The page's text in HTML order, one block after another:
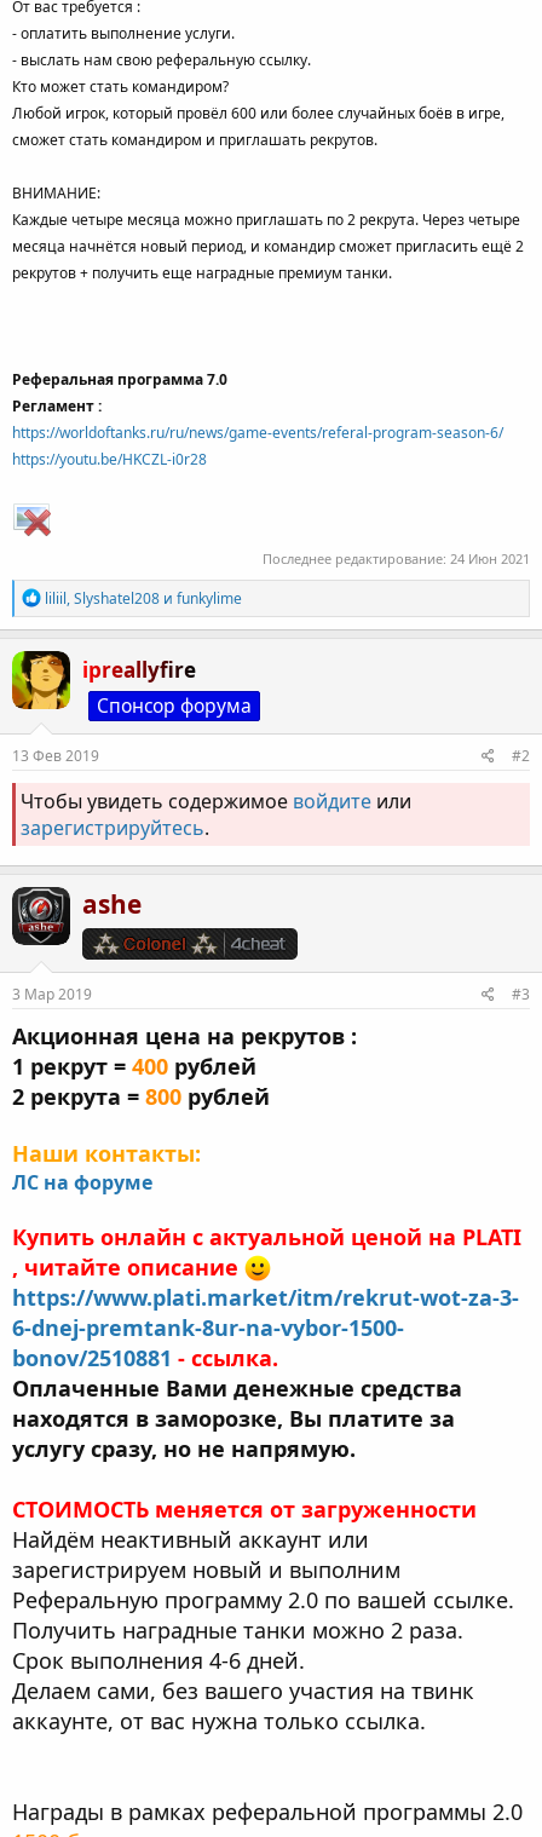
От вас требуется :
- оплатить выполнение услуги.
- выслать нам свою реферальную ссылку.
Кто может стать командиром?
Любой игрок, который провёл 600 или более случайных боёв в игре,
сможет стать командиром и приглашать рекрутов.
ВНИМАНИЕ:
Каждые четыре месяца можно приглашать по 2 рекрута. Через четыре
месяца начнётся новый период, и командир сможет пригласить ещё 2
рекрутов + получить еще наградные премиум танки.
Реферальная программа 7.0
Регламент :
https://worldoftanks.ru/ru/news/game-events/referal-program-season-6/
https://youtu.be/HKCZL-i0r28
Последнее редактирование: 24 Июн 2021
Р
е
а
к
ц
и
и
:
liliil,Slyshatel208 и funkylime
ipreallyfire
Спонсор форума
13 Фев 2019 #2
Чтобы увидеть содержимое войдите или
зарегистрируйтесь.
ashe
3 Мар 2019 #3
Акционная цена на рекрутов :
1 рекрут = 400 рублей
2 рекрута = 800 рублей
Наши контакты:
ЛС на форуме
Купить онлайн с актуальной ценой на PLATI
, читайте описание
https://www.plati.market/itm/rekrut-wot-za-3-
6-dnej-premtank-8ur-na-vybor-1500-
bonov/2510881 - ссылка.
Оплаченные Вами денежные средства
находятся в заморозке, Вы платите за
услугу сразу, но не напрямую.
СТОИМОСТЬ меняется от загруженности
Найдём неактивный аккаунт или
зарегистрируем новый и выполним
Реферальную программу 2.0 по вашей ссылке.
Получить наградные танки можно 2 раза.
Срок выполнения 4-6 дней.
Делаем сами, без вашего участия на твинк
аккаунте, от вас нужна только ссылка.
Награды в рамках реферальной программы 2.0